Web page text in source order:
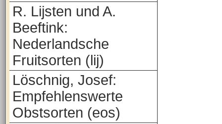
R. Lijsten und A.
Beeftink:
Nederlandsche
Fruitsorten (lij)
Löschnig, Josef:
Empfehlenswerte
Obstsorten (eos)